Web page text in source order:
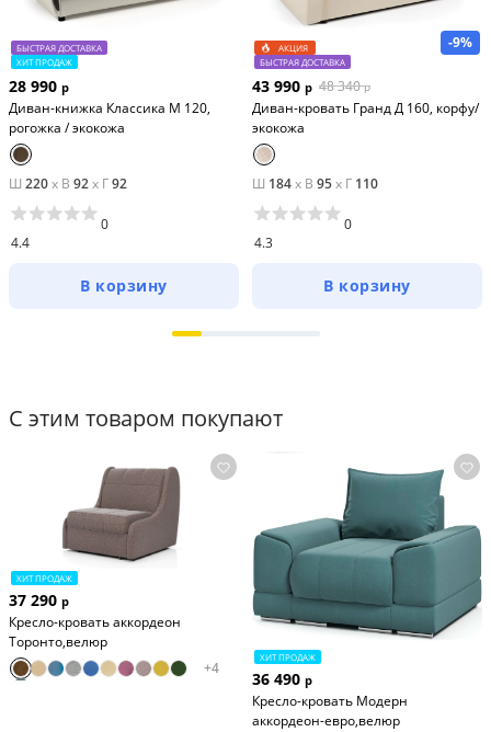
БЫСТРАЯ ДОСТАВКА
ХИТ ПРОДАЖ
28 990 р
Диван-книжка Классика М 120,
рогожка / экокожа
Ш 220x В 92x Г92
4.4
0
В корзину
-9%
АКЦИЯ
БЫСТРАЯ ДОСТАВКА
43 990 р 48 340 р
Диван-кровать Гранд Д 160, корфу/
экокожа
Ш 184x В 95x Г 110
4.3
0
В корзину
С этим товаром покупают
ХИТ ПРОДАЖ
37 290 р
Кресло-кровать аккордеон
Торонто,велюр
+4
ХИТ ПРОДАЖ
36 490 р
Кресло-кровать Модерн
аккордеон-евро,велюр